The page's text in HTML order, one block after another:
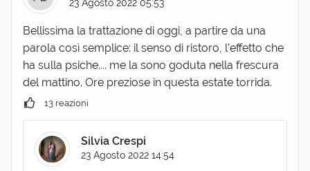
Bellissima la trattazione di oggi, a partire da una
parola così semplice: il senso di ristoro, l’effetto che
ha sulla psiche.... me la sono goduta nella frescura
del mattino. Ore preziose in questa estate torrida.
13 reazioni
Silvia Crespi
23 Agosto 2022 14:54